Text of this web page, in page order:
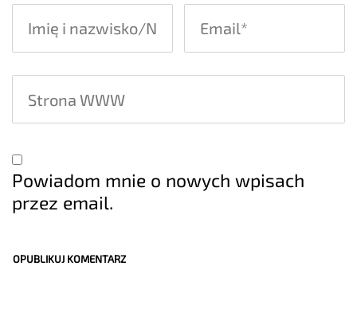
Powiadom mnie o nowych wpisach
przez email.